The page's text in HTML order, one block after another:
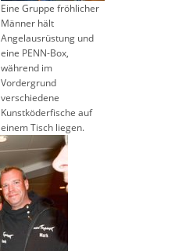
Eine Gruppe fröhlicher
Männer hält
Angelausrüstung und
eine PENN-Box,
während im
Vordergrund
verschiedene
Kunstköderfische auf
einem Tisch liegen.